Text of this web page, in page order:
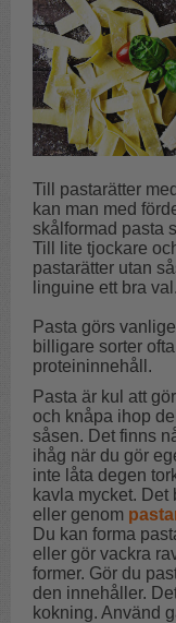
Till pastarätter
kan man med
skålformad pasta
Till lite tjockare
pastarätter utan
linguine ett bra val.
Pasta görs
billigare sorter
proteininnehåll.
Pasta är kul att
och knåpa ihop
såsen. Det finns
ihåg när du gör
inte låta degen
kavla mycket.
eller genom
Du kan forma
eller gör vackra
former. Gör du
den innehåller.
kokning. Använd